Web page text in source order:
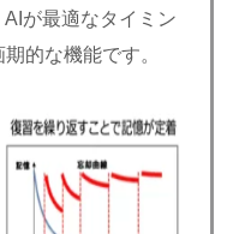
が最適なタイミン
的な機能です。